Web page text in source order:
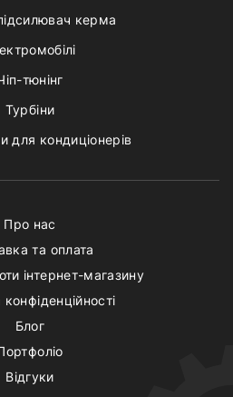
керма
тюнінг
Турбіни
для кондиціонерів
Про нас
та оплата
інтернет-магазину
конфіденційності
Блог
Відгуки